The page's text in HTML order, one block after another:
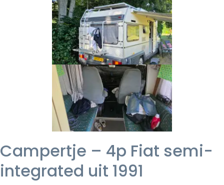
Campertje – 4p Fiat semi-
integrated uit 1991